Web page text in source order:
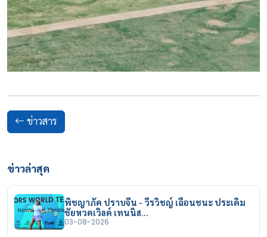
ข่าวสาร
ข่าวล่าสุด
พิชญาภัค ปราบจีน - วีรวิชญ์ เฉือนชนะ ประเดิม
ชัยหวดเวิลด์ เทนนิส…
03-08-2026